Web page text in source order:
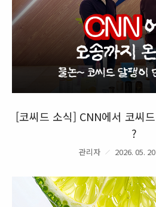
[코씨드 소식] CNN에서 코씨
?
관리자 2026. 05. 20